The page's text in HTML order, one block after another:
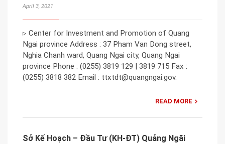
April 3, 2021
▹ Center for Investment and Promotion of Quang
Ngai province Address : 37 Pham Van Dong street,
Nghia Chanh ward, Quang Ngai city, Quang Ngai
province Phone : (0255) 3819 129 | 3819 715 Fax :
(0255) 3818 382 Email : ttxtdt@quangngai.gov.
READ MORE
Sở Kế Hoạch – Đầu Tư (KH-ĐT) Quảng Ngãi